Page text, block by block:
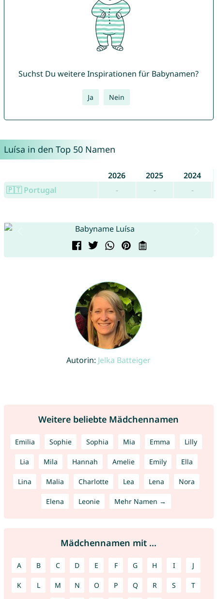
Suchst Du weitere Inspirationen für Babynamen?
Ja Nein
Luísa in den Top 50 Namen
2026 2025
2024
🇵🇹 Portugal
- - -
Autorin: Jelka Batteiger
Weitere beliebte Mädchennamen
Emilia Sophie Sophia Mia Emma Lilly
Lia Mila Hannah Amelie Emily Ella
Lina Malia Charlotte Lea Lena Nora
Elena Leonie Mehr Namen →
Mädchennamen mit ...
A B C D E F G H I J
K L M N O P Q R S T